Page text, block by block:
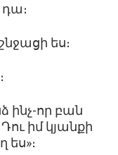
ես։
ինչ-որ բան
իմ կյանքի